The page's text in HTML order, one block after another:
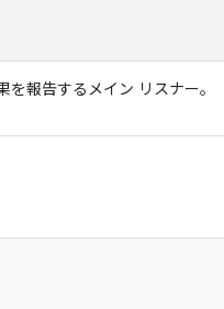
を報告するメイン リスナー。